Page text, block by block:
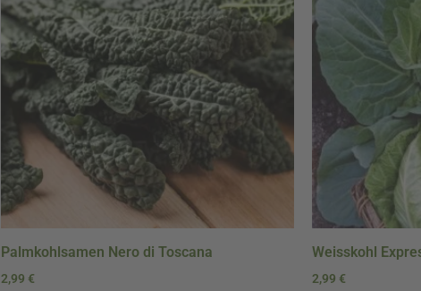
Palmkohlsamen Nero di Toscana
2,99 €
Weisskohl
2,99 €